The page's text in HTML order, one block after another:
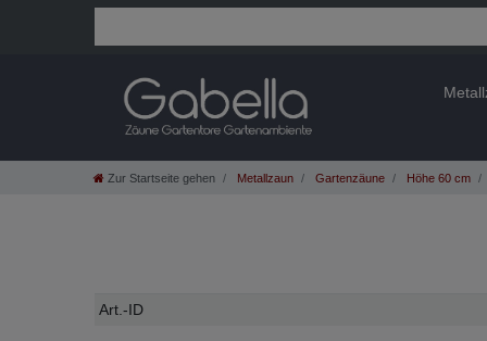
Zur Startseite gehen Metallzaun Gartenzäune Höhe 60 cm
Technisches
Wert
Art.-ID